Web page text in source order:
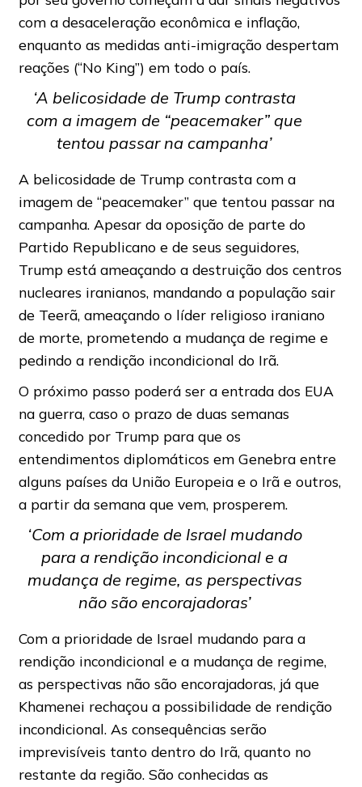
com a desaceleração econômica e inflação,
enquanto as medidas anti-imigração despertam
reações (“No King”) em todo o país.
‘A belicosidade de Trump contrasta
com a imagem de “peacemaker” que
tentou passar na campanha’
A belicosidade de Trump contrasta com a
imagem de “peacemaker” que tentou passar na
campanha. Apesar da oposição de parte do
Partido Republicano e de seus seguidores,
Trump está ameaçando a destruição dos centros
nucleares iranianos, mandando a população sair
de Teerã, ameaçando o líder religioso iraniano
de morte, prometendo a mudança de regime e
pedindo a rendição incondicional do Irã.
O próximo passo poderá ser a entrada dos EUA
na guerra, caso o prazo de duas semanas
concedido por Trump para que os
entendimentos diplomáticos em Genebra entre
alguns países da União Europeia e o Irã e outros,
a partir da semana que vem, prosperem.
‘Com a prioridade de Israel mudando
para a rendição incondicional e a
mudança de regime, as perspectivas
não são encorajadoras’
Com a prioridade de Israel mudando para a
rendição incondicional e a mudança de regime,
as perspectivas não são encorajadoras, já que
Khamenei rechaçou a possibilidade de rendição
incondicional. As consequências serão
imprevisíveis tanto dentro do Irã, quanto no
restante da região. São conhecidas as